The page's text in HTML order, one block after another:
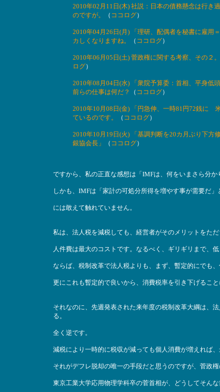
2010年02月11日(木) 社説：日本の債務懸念は行
のですが。
（ ココログ）
2010年04月26日(月) 「理研、配偶者を秘書に雇
カしくなりますね。
（ ココログ）
2010年06月05日(土) 菅政権に関する考察、その２
ログ）
2010年08月04日(水) 「衆院予算委：首相、平身
前らの仕事は何だ？
（ ココログ）
2010年10月08日(金) 「円急伸、一時81円72銭に
ているのです。
（ ココログ）
2010年10月19日(火) 「基調判断を20カ月ぶり下方
銀協会長」
（ ココログ）
ですから、私の正直な感想は「IMFは、何をいまさら分
しかも、IMFは「家計の可処分所得を増やす事が需要だ
には敢えて触れていません。
私は、法人税を減税しても、経営者がそのメリットをた
人件費は最大のコストです。なるべく、ギリギリまで、
ならば、税制改革で法人税よりも、まず、暫定的にでも
更にこれも暫定的で良いから、消費税率を引き下げるこ
それなのに、先週発表された来年度の税制改革大綱は、
る。
全く逆です。
減税により一時的に税収が減っても個人消費が増えれば
それがデフレ脱却の唯一の手段だと思うのですが、菅政
東京工業大学応用物理学科卒の菅首相が、どうしてそん